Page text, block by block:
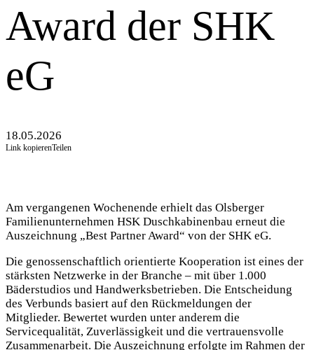
Award der SHK
eG
18.05.2026
Link kopierenTeilen
Am vergangenen Wochenende erhielt das Olsberger
Familienunternehmen HSK Duschkabinenbau erneut die
Auszeichnung „Best Partner Award“ von der SHK eG.
Die genossenschaftlich orientierte Kooperation ist eines der
stärksten Netzwerke in der Branche – mit über 1.000
Bäderstudios und Handwerksbetrieben. Die Entscheidung
des Verbunds basiert auf den Rückmeldungen der
Mitglieder. Bewertet wurden unter anderem die
Servicequalität, Zuverlässigkeit und die vertrauensvolle
Zusammenarbeit. Die Auszeichnung erfolgte im Rahmen der